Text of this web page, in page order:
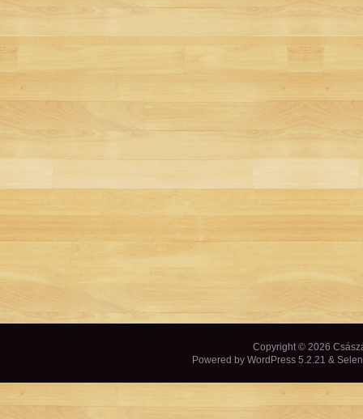
Copyright © 2026
Powered by WordPress 5.2.21 &